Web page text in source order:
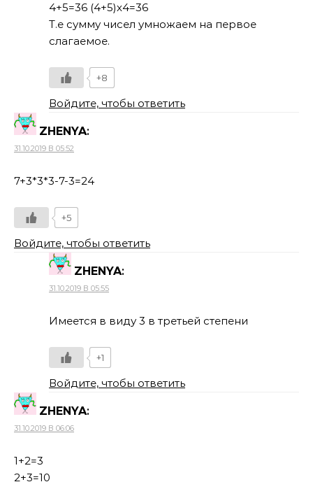
4+5=36 (4+5)х4=36
Т.е сумму чисел умножаем на первое
слагаемое.
+8
Войдите, чтобы ответить
ZHENYA:
31.10.2019 В 05:52
7+3*3*3-7-3=24
+5
Войдите, чтобы ответить
ZHENYA:
31.10.2019 В 05:55
Имеется в виду 3 в третьей степени
+1
Войдите, чтобы ответить
ZHENYA:
31.10.2019 В 06:06
1+2=3
2+3=10